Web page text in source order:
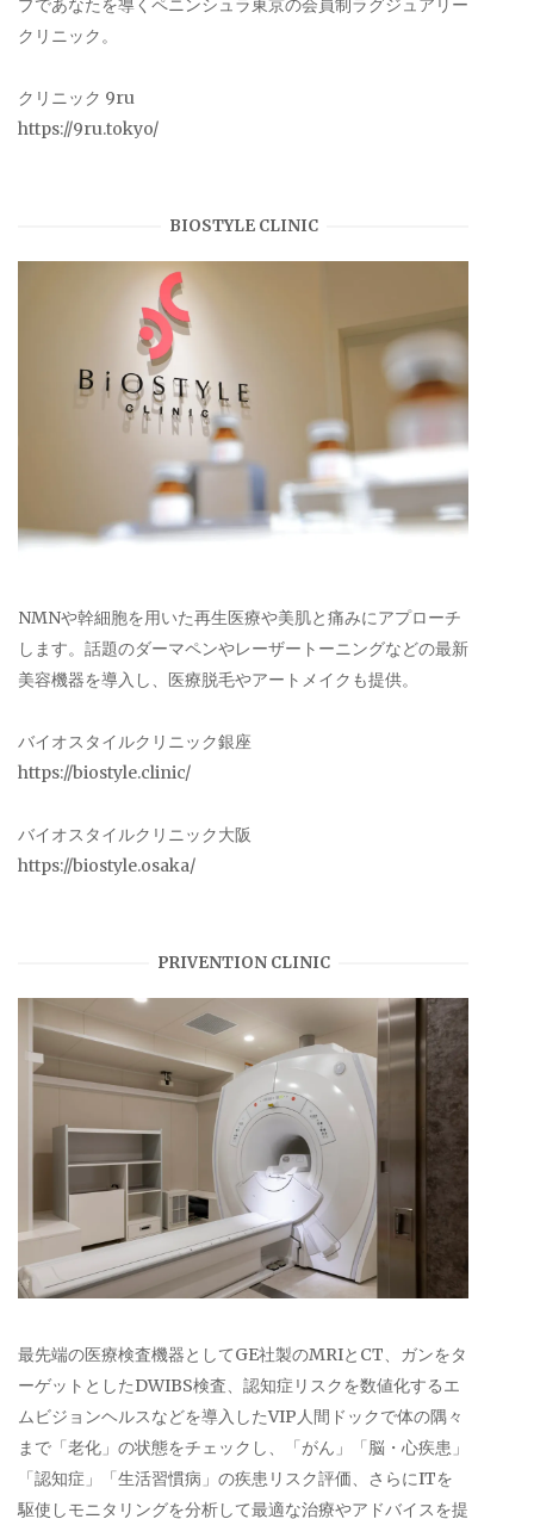
プであなたを導くペニンシュラ東京の会員制ラグジュアリー
クリニック。
クリニック 9ru
https://9ru.tokyo/
BIOSTYLE CLINIC
NMNや幹細胞を用いた再生医療や美肌と痛みにアプローチ
します。話題のダーマペンやレーザートーニングなどの最新
美容機器を導入し、医療脱毛やアートメイクも提供。
バイオスタイルクリニック銀座
https://biostyle.clinic/
バイオスタイルクリニック大阪
https://biostyle.osaka/
PRIVENTION CLINIC
最先端の医療検査機器としてGE社製のMRIとCT、ガンをタ
ーゲットとしたDWIBS検査、認知症リスクを数値化するエ
ムビジョンヘルスなどを導入したVIP人間ドックで体の隅々
まで「老化」の状態をチェックし、「がん」「脳・心疾患」
「認知症」「生活習慣病」の疾患リスク評価、さらにITを
駆使しモニタリングを分析して最適な治療やアドバイスを提